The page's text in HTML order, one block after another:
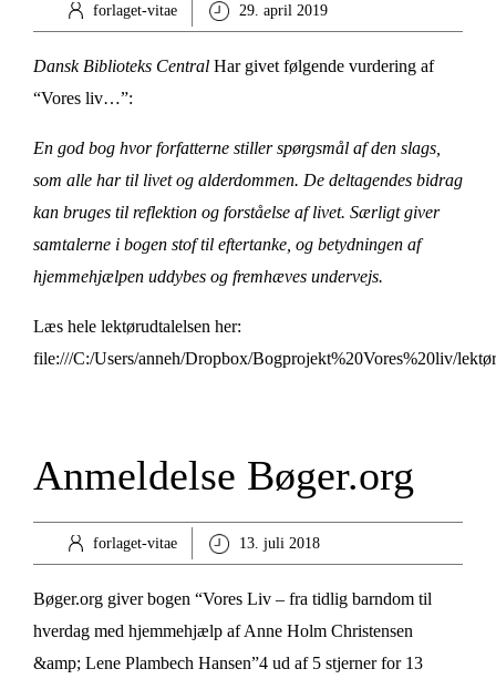
forlaget-vitae 29. april 2019
Dansk Biblioteks Central Har givet følgende vurdering af
“Vores liv…”:
En god bog hvor forfatterne stiller spørgsmål af den slags,
som alle har til livet og alderdommen. De deltagendes bidrag
kan bruges til reflektion og forståelse af livet. Særligt giver
samtalerne i bogen stof til eftertanke, og betydningen af
hjemmehjælpen uddybes og fremhæves undervejs.
Læs hele lektørudtalelsen her:
file:///C:/Users/anneh/Dropbox/Bogprojekt%20Vores%20liv/
Anmeldelse Bøger.org
forlaget-vitae 13. juli 2018
Bøger.org giver bogen “Vores Liv – fra tidlig barndom til
hverdag med hjemmehjælp af Anne Holm Christensen
&amp; Lene Plambech Hansen”4 ud af 5 stjerner for 13